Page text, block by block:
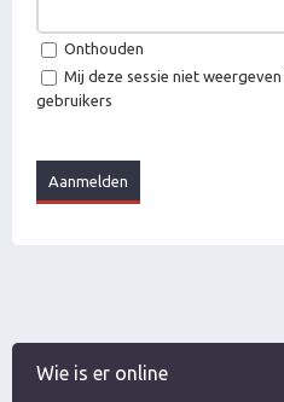
Onthouden
Mij deze sessie niet
gebruikers
Wie is er online